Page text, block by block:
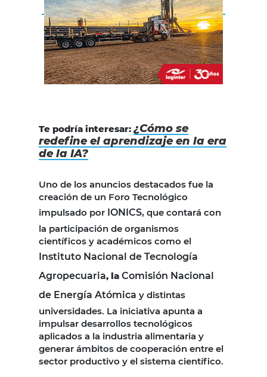
Te podría interesar: ¿Cómo se
redefine el aprendizaje en la era
de la IA?
Uno de los anuncios destacados fue la
creación de un Foro Tecnológico
impulsado por IONICS, que contará con
la participación de organismos
científicos y académicos como el
Instituto Nacional de Tecnología
Agropecuaria, la Comisión Nacional
de Energía Atómica y distintas
universidades. La iniciativa apunta a
impulsar desarrollos tecnológicos
aplicados a la industria alimentaria y
generar ámbitos de cooperación entre el
sector productivo y el sistema científico.